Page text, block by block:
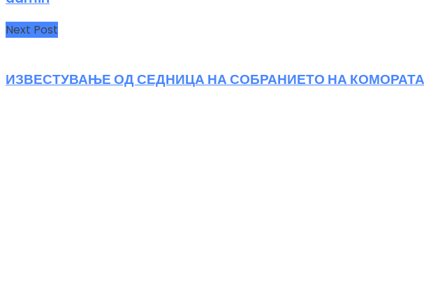
Next Post
ИЗВЕСТУВАЊЕ ОД СЕДНИЦА НА СОБРАНИЕТО НА КОМОРАТА